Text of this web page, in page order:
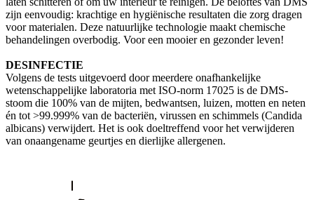
zijn eenvoudig: krachtige en hygiënische resultaten die zorg dragen
voor materialen. Deze natuurlijke technologie maakt chemische
behandelingen overbodig. Voor een mooier en gezonder leven!
DESINFECTIE
Volgens de tests uitgevoerd door meerdere onafhankelijke
wetenschappelijke laboratoria met ISO-norm 17025 is de DMS-
stoom die 100% van de mijten, bedwantsen, luizen, motten en neten
én tot >99.999% van de bacteriën, virussen en schimmels (Candida
albicans) verwijdert. Het is ook doeltreffend voor het verwijderen
van onaangename geurtjes en dierlijke allergenen.